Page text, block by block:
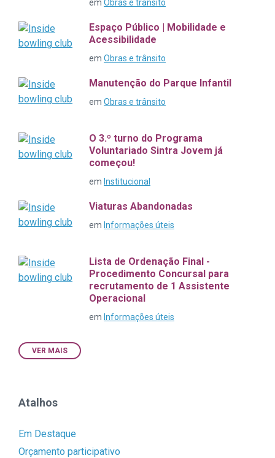
em Obras e trânsito
Espaço Público | Mobilidade e
Acessibilidade
em Obras e trânsito
Manutenção do Parque Infantil
em Obras e trânsito
O 3.º turno do Programa
Voluntariado Sintra Jovem já
começou!
em Institucional
Viaturas Abandonadas
em Informações úteis
Lista de Ordenação Final -
Procedimento Concursal para
recrutamento de 1 Assistente
Operacional
em Informações úteis
VER MAIS
Atalhos
Em Destaque
Orçamento participativo